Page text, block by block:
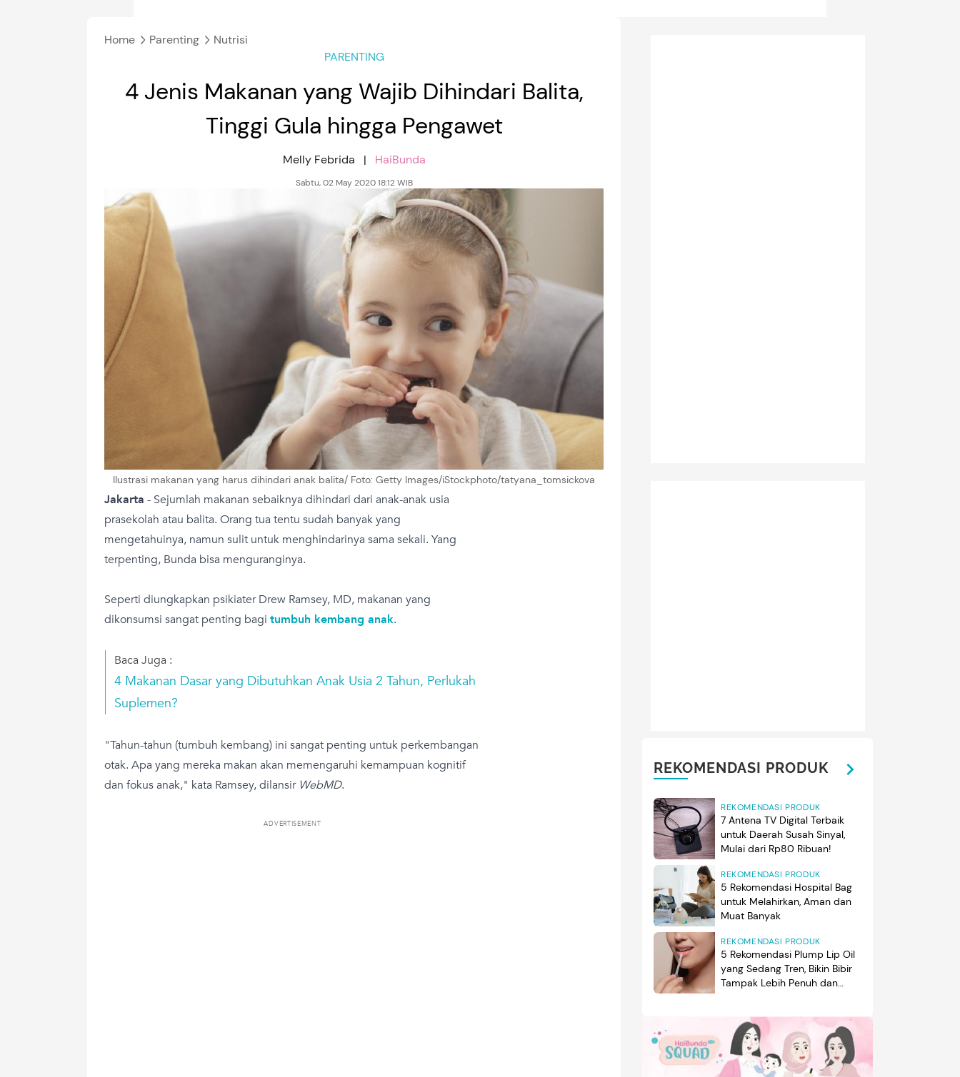
Home Parenting
Nutrisi
PARENTING
4 Jenis Makanan yang Wajib Dihindari Balita,
Tinggi Gula hingga Pengawet
Melly Febrida | HaiBunda
Sabtu, 02 May 2020 18:12 WIB
Ilustrasi makanan yang harus dihindari anak balita/ Foto: Getty Images/iStockphoto/tatyana_tomsickova
Jakarta - Sejumlah makanan sebaiknya dihindari dari anak-anak usia
prasekolah atau balita. Orang tua tentu sudah banyak yang
mengetahuinya, namun sulit untuk menghindarinya sama sekali. Yang
terpenting, Bunda bisa menguranginya.
Seperti diungkapkan psikiater Drew Ramsey, MD, makanan yang
dikonsumsi sangat penting bagi tumbuh kembang anak.
Baca Juga :
4 Makanan Dasar yang Dibutuhkan Anak Usia 2 Tahun, Perlukah
Suplemen?
"Tahun-tahun (tumbuh kembang) ini sangat penting untuk perkembangan
otak. Apa yang mereka makan akan memengaruhi kemampuan kognitif
dan fokus anak," kata Ramsey, dilansir WebMD.
ADVERTISEMENT
REKOMENDASI PRODUK
REKOMENDASI PRODUK
7 Antena TV Digital Terbaik
untuk Daerah Susah Sinyal,
Mulai dari Rp80 Ribuan!
REKOMENDASI PRODUK
5 Rekomendasi Hospital Bag
untuk Melahirkan, Aman dan
Muat Banyak
REKOMENDASI PRODUK
5 Rekomendasi Plump Lip Oil
yang Sedang Tren, Bikin Bibir
Tampak Lebih Penuh dan